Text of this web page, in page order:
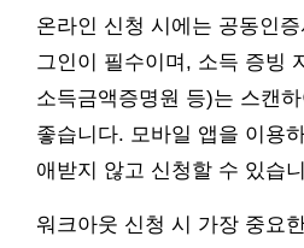
온라인 신청 시에는 공동인
그인이 필수이며, 소득 증빙
소득금액증명원 등)는 스캔
좋습니다. 모바일 앱을 이용
애받지 않고 신청할 수 있습
워크아웃 신청 시 가장 중요